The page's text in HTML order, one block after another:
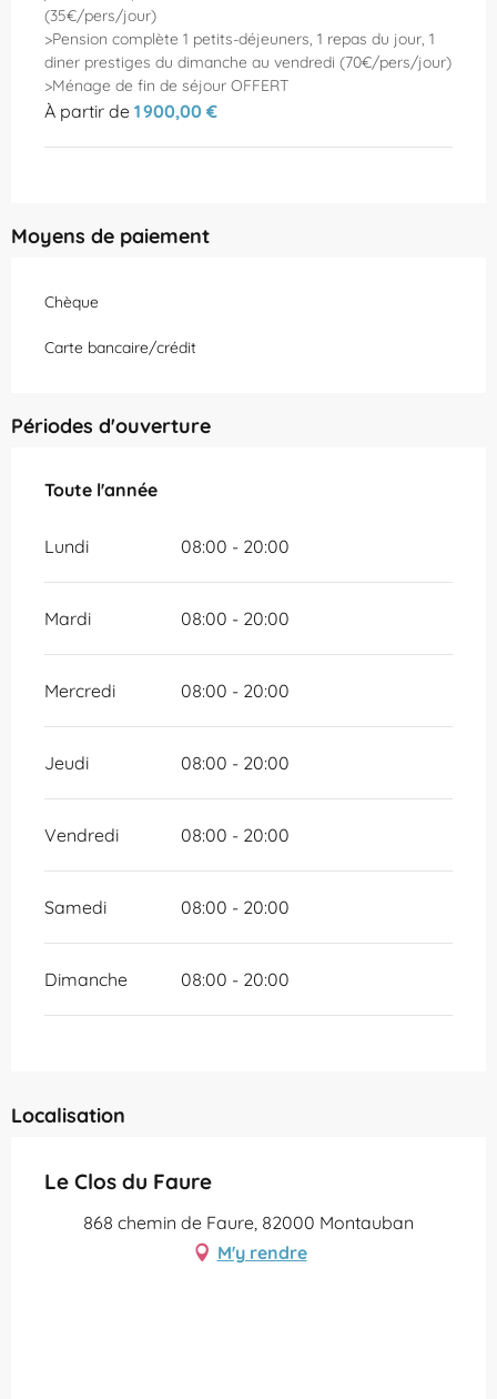
(35€/pers/jour)
>Pension complète 1 petits-déjeuners, 1 repas du jour, 1
diner prestiges du dimanche au vendredi (70€/pers/jour)
>Ménage de fin de séjour OFFERT
À partir de 1 900,00 €
Moyens de paiement
Chèque
Carte bancaire/crédit
Périodes d'ouverture
Toute l'année
Toute l'année
Lundi 08:00 - 20:00
Mardi 08:00 - 20:00
Mercredi 08:00 - 20:00
Jeudi 08:00 - 20:00
Vendredi 08:00 - 20:00
Samedi 08:00 - 20:00
Dimanche 08:00 - 20:00
Localisation
Le Clos du Faure
868 chemin de Faure, 82000 Montauban
M'y rendre